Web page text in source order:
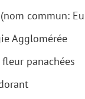
(nom commun:
Agglomérée
panachées